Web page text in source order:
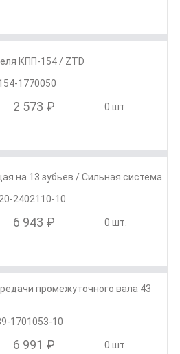
КПП-154 / ZTD
1770050
2 573 ₽ 0 шт.
на 13 зубьев / Сильная система
2402110-10
6 943 ₽ 0 шт.
промежуточного вала 43
1701053-10
6 991 ₽ 0 шт.